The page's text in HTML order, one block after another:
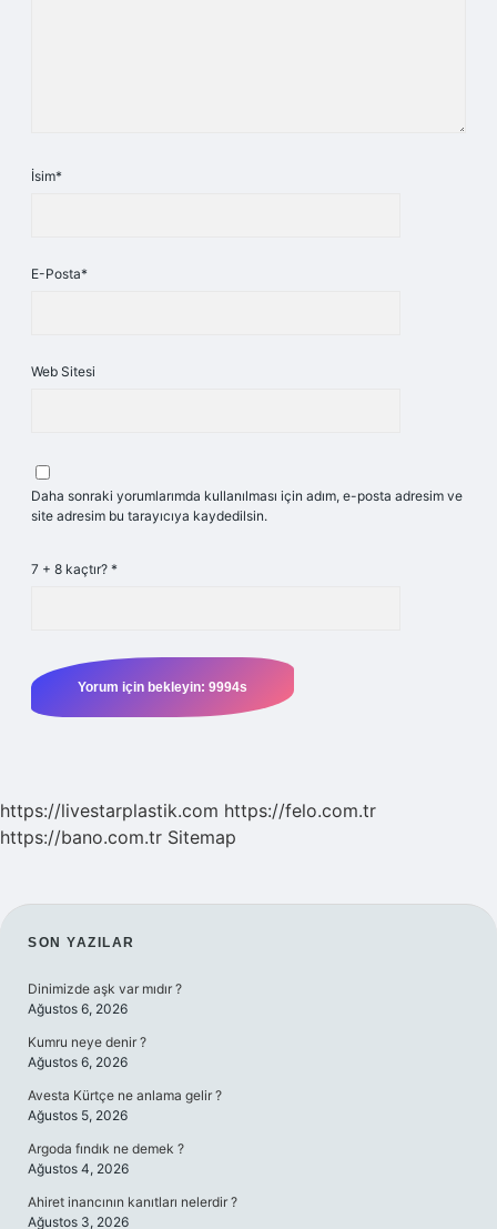
İsim*
E-Posta*
Web Sitesi
Daha sonraki yorumlarımda kullanılması için adım, e-posta adresim ve
site adresim bu tarayıcıya kaydedilsin.
7 + 8 kaçtır? *
https://livestarplastik.com https://felo.com.tr
https://bano.com.tr Sitemap
SIDEBAR
SON YAZILAR
Dinimizde aşk var mıdır ?
Ağustos 6, 2026
Kumru neye denir ?
Ağustos 6, 2026
Avesta Kürtçe ne anlama gelir ?
Ağustos 5, 2026
Argoda fındık ne demek ?
Ağustos 4, 2026
Ahiret inancının kanıtları nelerdir ?
Ağustos 3, 2026